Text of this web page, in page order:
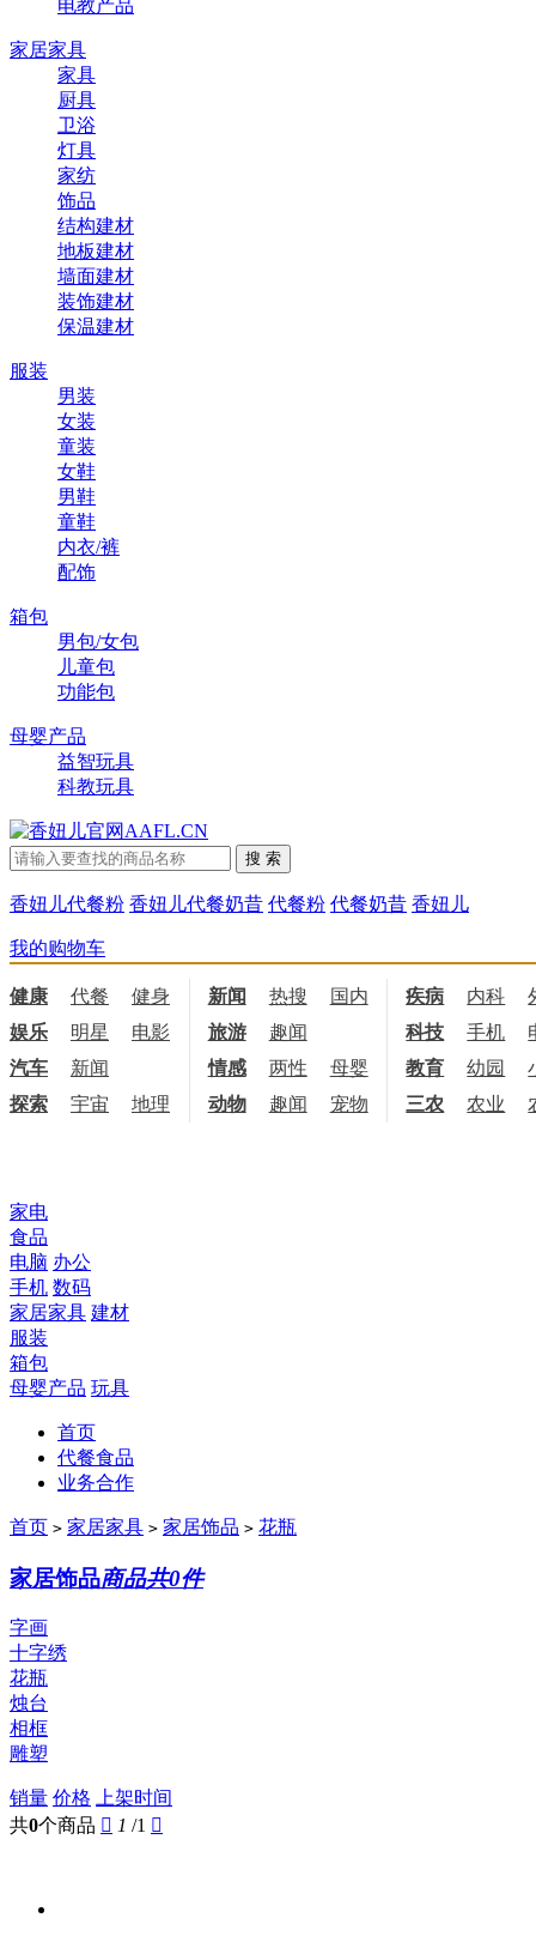
电教产品
家居家具
家具
厨具
卫浴
灯具
家纺
饰品
结构建材
地板建材
墙面建材
装饰建材
保温建材
服装
男装
女装
童装
女鞋
男鞋
童鞋
内衣/裤
配饰
箱包
男包/女包
儿童包
功能包
母婴产品
益智玩具
科教玩具
香妞儿代餐粉 香妞儿代餐奶昔 代餐粉 代餐奶昔 香妞儿
我的购物车
健康 代餐 健身 饮食
新闻 热搜 国内 国际
疾病 内科
娱乐
明星 电影 电视
旅游 趣闻 科技 手机
汽车
新闻 情感 两性 母婴 职场
教育 幼园
探索
宇宙 地理 天文
动物 趣闻 宠物 三农 农业
家电
食品
电脑 办公
手机 数码
家居家具 建材
服装
箱包
母婴产品 玩具
首页
代餐食品
业务合作
首页 > 家居家具 > 家居饰品 > 花瓶
家居饰品商品共0件
字画
十字绣
花瓶
烛台
相框
雕塑
销量 价格 上架时间
共0个商品  1 /1 